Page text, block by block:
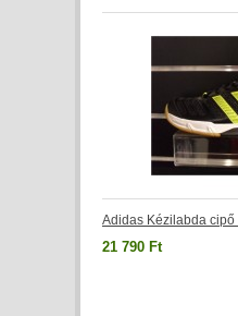
Adidas Kézilabda
21 790 Ft